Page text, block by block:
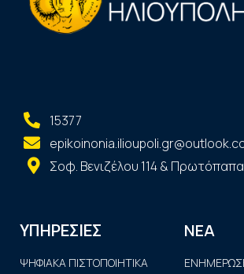
15377
Σοφ. Βενιζέλου 114 &
ΥΠΗΡΕΣΙΕΣ
ΨΗΦΙΑΚΑ ΠΙΣΤΟΠΟΙΗΤΙΚΑ
ΝΕΑ